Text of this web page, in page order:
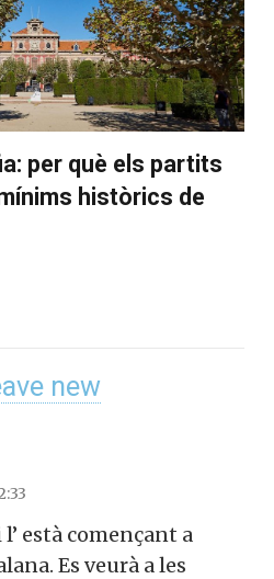
per què els partits
històrics de
new
està començant a
Es veurà a les